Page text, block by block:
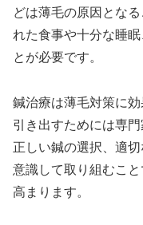
どは薄毛の原因とな
れた食事や十分な睡
とが必要です。
鍼治療は薄毛対策に
引き出すためには専
正しい鍼の選択、適
意識して取り組むこ
高まります。